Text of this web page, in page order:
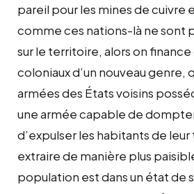
pareil pour les mines de cuivre
comme ces nations-là ne sont
sur le territoire, alors on
coloniaux d’un nouveau genre,
armées des États voisins
une armée capable de
d’expulser les habitants de
extraire de manière plus
population est dans un état de